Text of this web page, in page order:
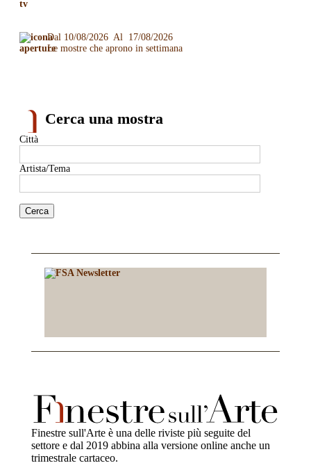
Dal 10/08/2026 Al 17/08/2026
Le mostre che aprono in settimana
Cerca una mostra
Città
Artista/Tema
Finestre sull'Arte è una delle riviste più seguite del
settore e dal 2019 abbina alla versione online anche un
trimestrale cartaceo.